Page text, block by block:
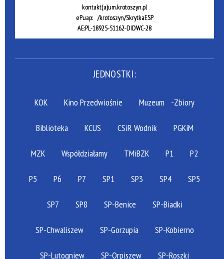
kontakt(a)um.krotoszyn.pl
ePuap: /krotoszyn/SkrytkaESP
AE:PL-18925-51162-DIDWC-28
JEDNOSTKI:
KOK Kino Przedwiośnie Muzeum -Zbiory
Biblioteka KCUS CSiR Wodnik PGKiM
MZK Współdziałamy TMiBZK P1 P2
P5 P6 P7 SP1 SP3 SP4 SP5
SP7 SP8 SP-Benice SP-Biadki
SP-Chwaliszew SP-Gorzupia SP-Kobierno
SP-Lutogniew SP-Orpiszew SP-Roszki